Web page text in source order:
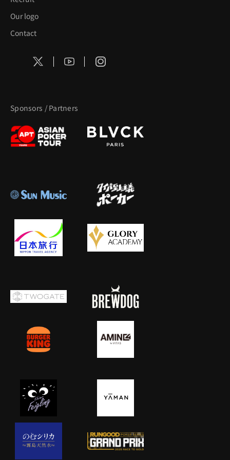
Our logo
Contact
Sponsors / Partners